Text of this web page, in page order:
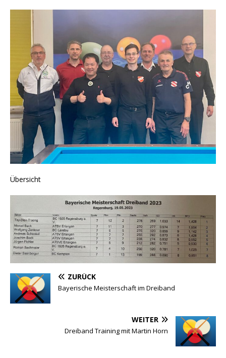
Übersicht
ZURÜCK
Bayerische Meisterschaft im Dreiband
WEITER
Dreiband Training mit Martin Horn